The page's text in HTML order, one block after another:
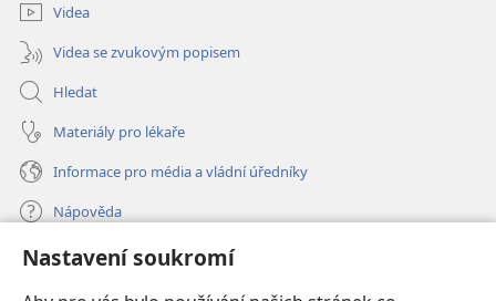
Nastavení soukromí
Videa
Videa se zvukovým popisem
Hledat
Materiály pro lékaře
Informace pro média a vládní úředníky
Nápověda
Dary